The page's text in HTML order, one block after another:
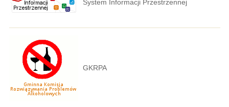
System Informacji Przestrzennej
GKRPA